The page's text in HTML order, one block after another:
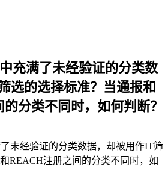
充满了未经验证的分类数
选的选择标准？当通报和
分类不同时，如何判断？
未经验证的分类数据，却被用作IT筛
REACH注册之间的分类不同时，如